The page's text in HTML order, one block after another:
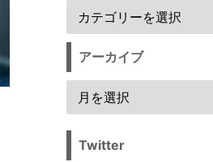
アーカイブ
Twitter